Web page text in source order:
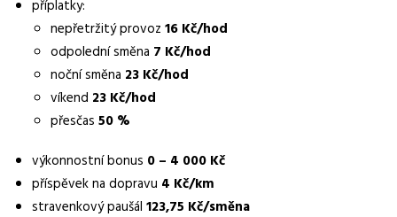
práce na pracovišti
Vzdělání
není vyžadováno
Bonus
Vhodné pro uchazeče z okolí
Havířov
příplatky:
nepřetržitý provoz 16 Kč/hod
odpolední směna 7 Kč/hod
noční směna 23 Kč/hod
víkend 23 Kč/hod
přesčas 50 %
výkonnostní bonus 0 – 4 000 Kč
příspěvek na dopravu 4 Kč/km
stravenkový paušál 123,75 Kč/směna